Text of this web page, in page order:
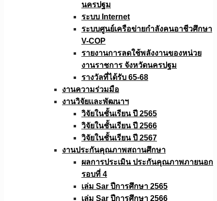
นครปฐม
ระบบ Internet
ระบบศูนย์เครือข่ายกำลังคนอาชีวศึกษา
V-COP
รายงานการลดใช้พลังงานของหน่วย
งานราชการ จังหวัดนครปฐม
รางวัลที่ได้รับ 65-68
งานความร่วมมือ
งานวิจัยเเละพัฒนาฯ
วิจัยในชั้นเรียน ปี 2565
วิจัยในชั้นเรียน ปี 2566
วิจัยในชั้นเรียน ปี 2567
งานประกันคุณภาพสถานศึกษา
ผลการประเมิน ประกันคุณภาพภายนอก
รอบที่ 4
เล่ม Sar ปีการศึกษา 2565
เล่ม Sar ปีการศึกษา 2566